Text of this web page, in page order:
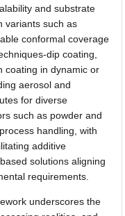
and substrate
variants such as
conformal coverage
dip coating,
coating in dynamic or
aerosol and
for diverse
such as powder and
handling, with
additive
solutions aligning
requirements.
underscores the